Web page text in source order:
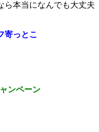
ら本当になんでも大丈夫
寄っとこ
ンペーン